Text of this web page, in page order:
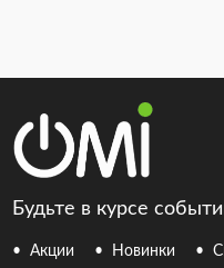
Будьте в курсе
Акции Новинки